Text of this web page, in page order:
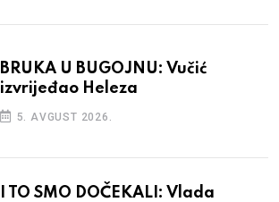
BRUKA U BUGOJNU: Vučić
izvrijeđao Heleza
5. AVGUST 2026.
I TO SMO DOČEKALI: Vlada